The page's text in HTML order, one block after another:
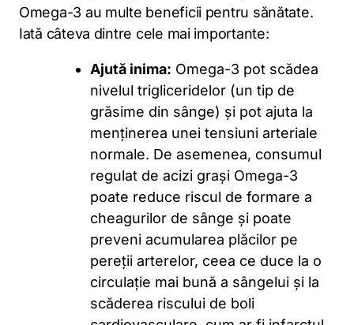
Omega-3 au multe beneficii pentru sănătate.
Iată câteva dintre cele mai importante:
Ajută inima: Omega-3 pot scădea
nivelul trigliceridelor (un tip de
grăsime din sânge) și pot ajuta la
menținerea unei tensiuni arteriale
normale. De asemenea, consumul
regulat de acizi grași Omega-3
poate reduce riscul de formare a
cheagurilor de sânge și poate
preveni acumularea plăcilor pe
pereții arterelor, ceea ce duce la o
circulație mai bună a sângelui și la
scăderea riscului de boli